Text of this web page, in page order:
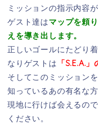
ミッションの指示内容
ゲスト達はマップを頼
えを導き出します。
正しいゴールにたどり
なりゲストは 「S.E.A.
そしてこのミッション
知っているあの有名な方
現地に行けば会えるの
ください。